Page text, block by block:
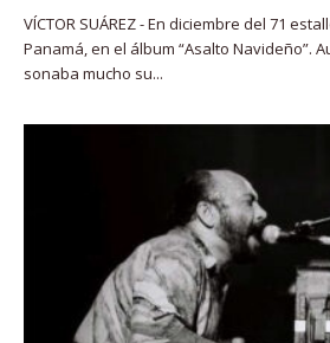
VÍCTOR SUÁREZ - En diciembre del 71
Panamá, en el álbum “Asalto Navideño”.
sonaba mucho su...